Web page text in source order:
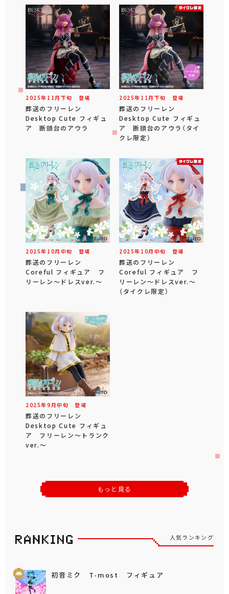
2025年 11 月 下旬 登場
葬送のフリーレン
Desktop Cute フィギュ
ア 断頭台のアウラ
2025年 11 月 下旬 登場
葬送のフリーレン
Desktop Cute フィギュ
ア 断頭台のアウラ（タイ
クレ限定）
2025年 10月 中旬 登場
葬送のフリーレン
Coreful フィギュア フ
リーレン～ドレスver.～
2025年 10月 中旬 登場
葬送のフリーレン
Coreful フィギュア フ
リーレン～ドレスver.～
（タイクレ限定）
2025年9 月中旬 登場
葬送のフリーレン
Desktop Cute フィギュ
ア フリーレン～トランク
ver.～
もっと見る
人気ランキング
初音ミク T-most フィギュア